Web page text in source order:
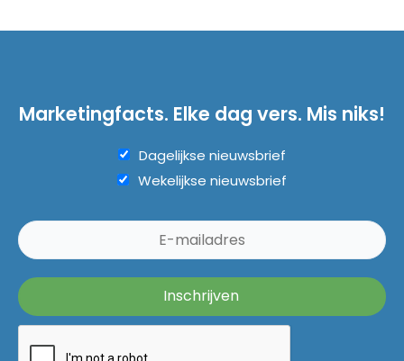
Marketingfacts. Elke dag vers. Mis niks!
Dagelijkse nieuwsbrief
Wekelijkse nieuwsbrief